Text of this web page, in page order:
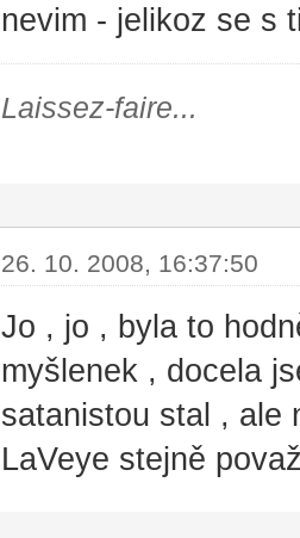
nevim - jelikoz se s
Laissez-faire...
26. 10. 2008, 16:37:50
Jo , jo , byla to
myšlenek , docela
satanistou stal , ale
LaVeye stejně